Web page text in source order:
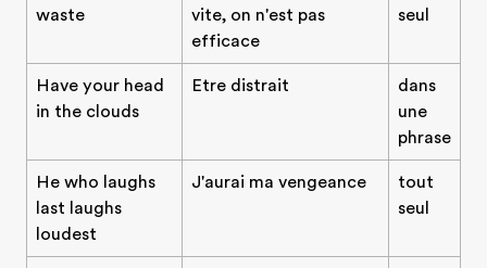
waste
vite, on n'est pas
efficace
seul
Have your head
in the clouds
Etre distrait
dans
une
phrase
He who laughs
last laughs
loudest
J'aurai ma vengeance
tout
seul